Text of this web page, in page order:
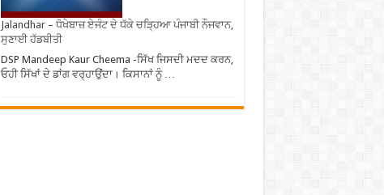
Jalandhar – ਧੋਖੇਬਾਜ਼ ਏਜੰਟ ਦੇ ਧੱਕੇ ਚੜ੍ਹਿਆ ਪੰਜਾਬੀ ਨੌਜਵਾਨ,
ਸੁਣਾਈ ਹੱਡਬੀਤੀ
DSP Mandeep Kaur Cheema -ਸਿੱਖ ਜਿਸਦੀ ਮਦਦ ਕਰਨ,
ਓਹੀ ਸਿੱਖਾਂ ਦੇ ਡਾਂਗ ਵਰ੍ਹਾਉਂਦਾ। ਕਿਸਾਨਾਂ ਨੂੰ …